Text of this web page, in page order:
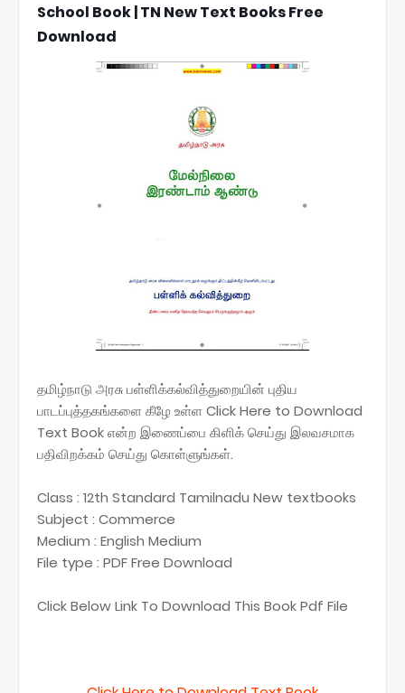
School Book | TN New Text Books Free
Download
தமிழ்நாடு அரசு பள்ளிக்கல்வித்துறையின் புதிய
பாடப்புத்தகங்களை கீழே உள்ள Click Here to Download
Text Book என்ற இணைப்பை கிளிக் செய்து இலவசமாக
பதிவிறக்கம் செய்து கொள்ளுங்கள்.
Class : 12th Standard Tamilnadu New textbooks
Subject : Commerce
Medium : English Medium
File type : PDF Free Download
Click Below Link To Download This Book Pdf File